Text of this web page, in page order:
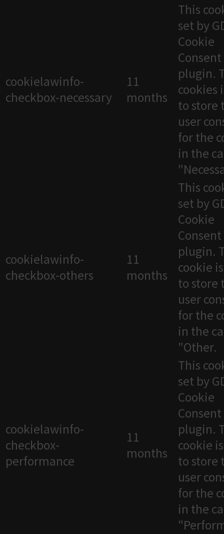
cookielawinfo-
checkbox-necessary
11
months
This
set by
Cookie
Consent
plugin.
cookies
to store
user
for the
in the
cookielawinfo-
checkbox-others
11
months
This
set by
Cookie
Consent
plugin.
cookie
to store
user
for the
in the
"Other.
cookielawinfo-
checkbox-
performance
11
months
This
set by
Cookie
Consent
plugin.
cookie
to store
user
for the
in the